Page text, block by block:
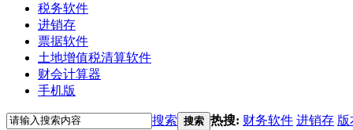
税务软件
进销存
票据软件
土地增值税清算软件
财会计算器
手机版
搜索 搜索 热搜: 财务软件 进销存 版